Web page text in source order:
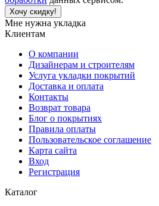
Хочу скидку!
Мне нужна укладка
Клиентам
О компании
Дизайнерам и строителям
Услуга укладки покрытий
Доставка и оплата
Контакты
Возврат товара
Блог о покрытиях
Правила оплаты
Пользовательское соглашение
Карта сайта
Вход
Регистрация
Каталог